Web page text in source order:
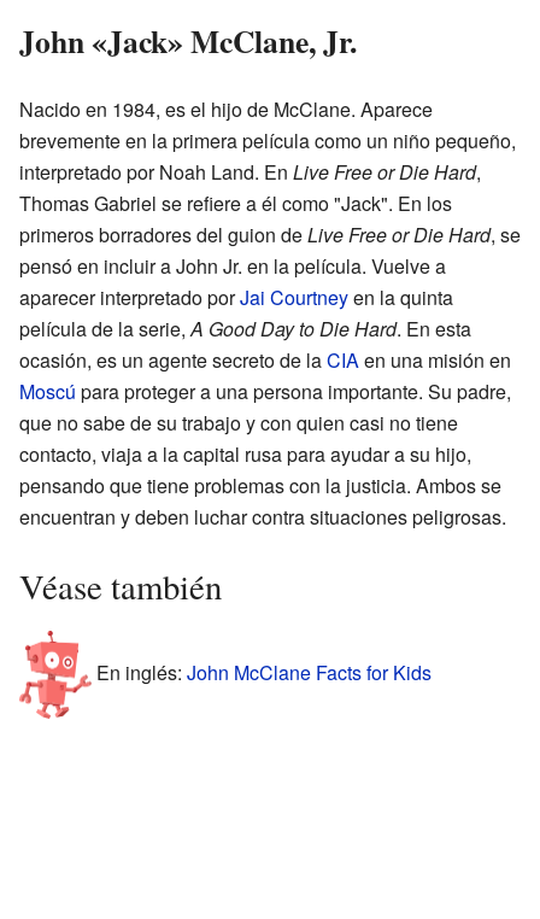
John «Jack» McClane, Jr.
Nacido en 1984, es el hijo de McClane. Aparece
brevemente en la primera película como un niño pequeño,
interpretado por Noah Land. En Live Free or Die Hard,
Thomas Gabriel se refiere a él como "Jack". En los
primeros borradores del guion deLive Free or Die Hard, se
pensó en incluir a John Jr. en la película. Vuelve a
aparecer interpretado porJai Courtneyen la quinta
película de la serie,A Good Day to Die Hard. En esta
ocasión, es un agente secreto de laCIAen una misión en
Moscú para proteger a una persona importante. Su padre,
que no sabe de su trabajo y con quien casi no tiene
contacto, viaja a la capital rusa para ayudar a su hijo,
pensando que tiene problemas con la justicia. Ambos se
encuentran y deben luchar contra situaciones peligrosas.
Véase también
En inglés: John McClane Facts for Kids